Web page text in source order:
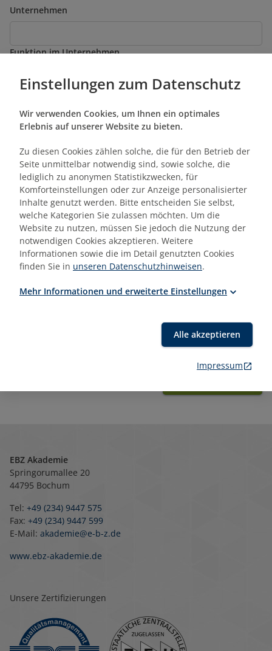
Unternehmen
Funktion im Unternehmen
Adresse
Telefon
Bitte kontaktieren Sie mich:
schriftlich per E-Mail
telefonisch (bitte geben Sie Ihre Rufnummer an)
Nachricht
EBZ Akademie
Springorumallee 20
44795 Bochum
Tel: +49 (234) 9447 575
Fax: +49 (234) 9447 599
E-Mail: akademie@e-b-z.de
www.ebz-akademie.de
Unsere Zertifizierungen
Einstellungen zum Datenschutz
Wir verwenden Cookies, um Ihnen ein optimales
Erlebnis auf unserer Website zu bieten.
Zu diesen Cookies zählen solche, die für den Betrieb der
Seite unmittelbar notwendig sind, sowie solche, die
lediglich zu anonymen Statistikzwecken, für
Komforteinstellungen oder zur Anzeige personalisierter
Inhalte genutzt werden. Bitte entscheiden Sie selbst,
welche Kategorien Sie zulassen möchten. Um die
Website zu nutzen, müssen Sie jedoch die Nutzung der
notwendigen Cookies akzeptieren. Weitere
Informationen sowie die im Detail genutzten Cookies
finden Sie in unseren Datenschutzhinweisen.
Mehr Informationen und erweiterte Einstellungen
Alle akzeptieren
Impressum